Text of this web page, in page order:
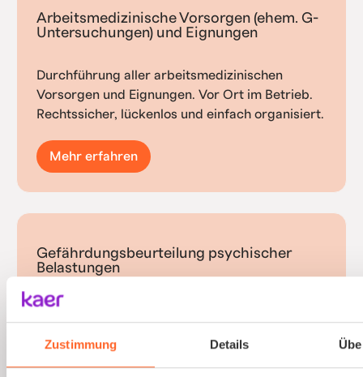
Zustimmung Details
Arbeitsmedizinische Vorsorgen (ehem. G-
Untersuchungen) und Eignungen
Durchführung aller arbeitsmedizinischen
Vorsorgen und Eignungen. Vor Ort im Betrieb.
Rechtssicher, lückenlos und einfach organisiert.
Mehr erfahren
Gefährdungsbeurteilung psychischer
Belastungen
Psychische Belastungen am Arbeitsplatz mit
Durchführung erfassen.
Gesetzlich vorgeschriebene